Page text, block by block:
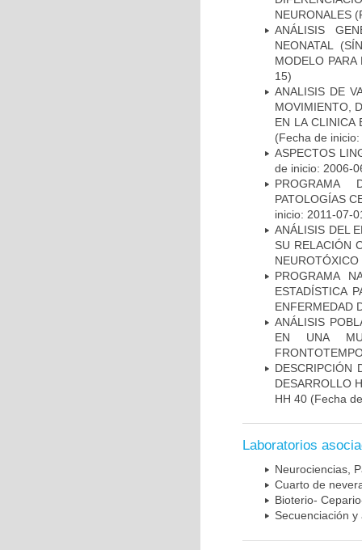
NEURONALES
ANÁLISIS
NEONATAL
MODELO
15)
ANALISIS DE
MOVIMIENTO,
EN LA CLINICA
(Fecha de
ASPECTOS
de inicio: 2006-
PROGRAMA
PATOLOGÍAS
inicio: 2011-07-
ANÁLISIS DEL
SU RELACIÓN
NEUROTÓXICO
PROGRAMA
ESTADÍSTICA
ENFERMEDAD
ANÁLISIS
EN UNA
DESCRIPCIÓN
DESARROLLO
HH 40 (Fecha
Laboratorios
Neurociencias,
Cuarto de
Bioterio-
Secuenciación